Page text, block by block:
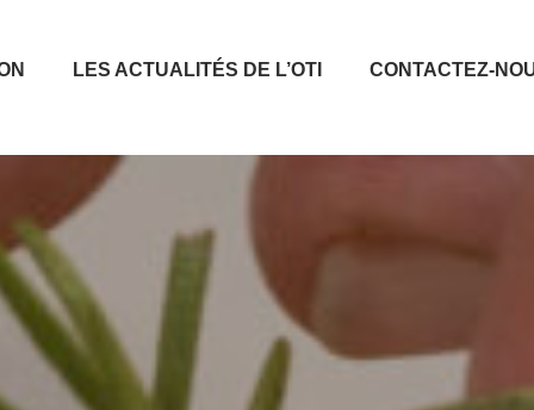
LES ACTUALITÉS DE L’OTI CONTACTEZ-